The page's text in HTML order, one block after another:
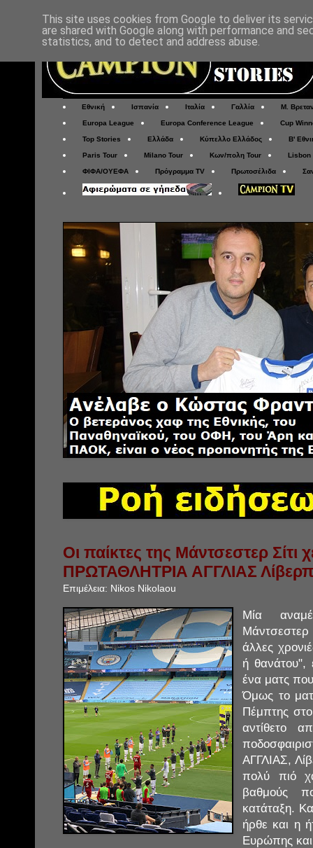
Εθνική Ισπανία Ιταλία Γαλλία Μ.
Europa League Europa Conference League Cup
Top Stories Ελλάδα Κύπελλο Ελλάδος Β'
Paris Tour Milano Tour Κων/πολη Tour Lisbon
ΦΙΦΑ/ΟΥΕΦΑ Πρόγραμμα TV Πρωτοσέλιδα
Οι παίκτες της Μάντσεστερ Σίτι
ΠΡΩΤΑΘΛΗΤΡΙΑ ΑΓΓΛΙΑΣ
Επιμέλεια: Nikos Nikolaou
Μία
άλλες
ή θανάτου",
ένα ματς
Όμως το
Πέμπτης
αντίθετο
ΑΓΓΛΙΑΣ,
πολύ πιό
βαθμούς
κατάταξη.
ήρθε και η
Ευρώπης
This site uses cookies from Google to deliver its
are shared with Google along with performance and
statistics, and to detect and address abuse.